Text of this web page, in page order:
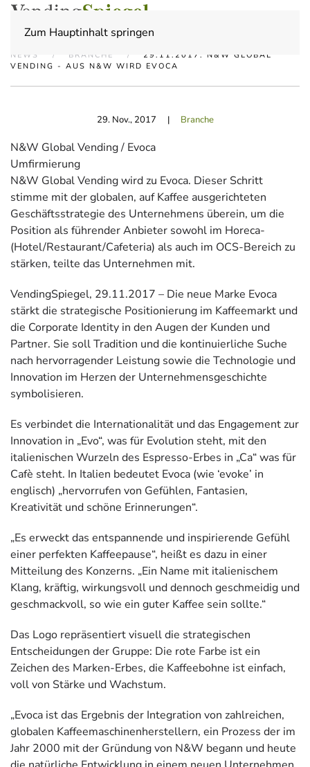
Zum Hauptinhalt springen
NEWS BRANCHE
29.11.2017: N&W GLOBAL
VENDING - AUS N&W WIRD EVOCA
29. Nov., 2017 | Branche
N&W Global Vending / Evoca
Umfirmierung
N&W Global Vending wird zu Evoca. Dieser Schritt
stimme mit der globalen, auf Kaffee ausgerichteten
Geschäftsstrategie des Unternehmens überein, um die
Position als führender Anbieter sowohl im Horeca-
(Hotel/Restaurant/Cafeteria) als auch im OCS-Bereich zu
stärken, teilte das Unternehmen mit.
VendingSpiegel, 29.11.2017 – Die neue Marke Evoca
stärkt die strategische Positionierung im Kaffeemarkt und
die Corporate Identity in den Augen der Kunden und
Partner. Sie soll Tradition und die kontinuierliche Suche
nach hervorragender Leistung sowie die Technologie und
Innovation im Herzen der Unternehmensgeschichte
symbolisieren.
Es verbindet die Internationalität und das Engagement zur
Innovation in „Evo“, was für Evolution steht, mit den
italienischen Wurzeln des Espresso-Erbes in „Ca“ was für
Cafè steht. In Italien bedeutet Evoca (wie ‘evoke’ in
englisch) „hervorrufen von Gefühlen, Fantasien,
Kreativität und schöne Erinnerungen“.
„Es erweckt das entspannende und inspirierende Gefühl
einer perfekten Kaffeepause“, heißt es dazu in einer
Mitteilung des Konzerns. „Ein Name mit italienischem
Klang, kräftig, wirkungsvoll und dennoch geschmeidig und
geschmackvoll, so wie ein guter Kaffee sein sollte.“
Das Logo repräsentiert visuell die strategischen
Entscheidungen der Gruppe: Die rote Farbe ist ein
Zeichen des Marken-Erbes, die Kaffeebohne ist einfach,
voll von Stärke und Wachstum.
„Evoca ist das Ergebnis der Integration von zahlreichen,
globalen Kaffeemaschinenherstellern, ein Prozess der im
Jahr 2000 mit der Gründung von N&W begann und heute